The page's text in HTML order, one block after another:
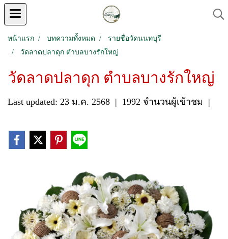
หน้าแรก บทความทั้งหมด
รายชื่อวัดนนทบุรี
วัดลาดปลาดุก ตำบลบางรักใหญ่
วัดลาดปลาดุก ตำบลบางรักใหญ่
Last updated: 23 ม.ค. 2568 | 1992 จำนวนผู้เข้าชม |